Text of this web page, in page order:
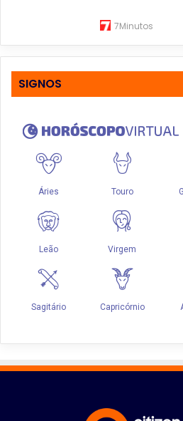
7Minutos
SIGNOS